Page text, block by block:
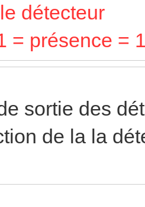
détecteur
= présence =
sortie des
de la la